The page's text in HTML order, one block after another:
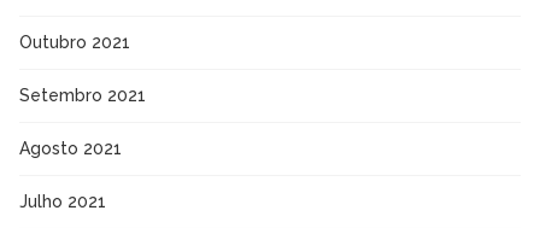
Outubro 2021
Setembro 2021
Agosto 2021
Julho 2021